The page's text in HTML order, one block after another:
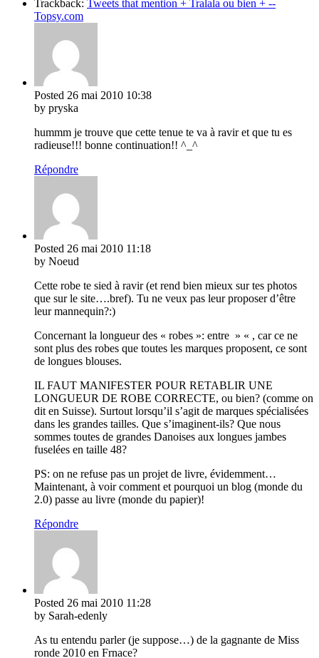
Trackback: Tweets that mention + Tralala ou bien + --
Topsy.com
Posted 26 mai 2010 10:38
by pryska
hummm je trouve que cette tenue te va à ravir et que tu es
radieuse!!! bonne continuation!! ^_^
Répondre
Posted 26 mai 2010 11:18
by Noeud
Cette robe te sied à ravir (et rend bien mieux sur tes photos
que sur le site….bref). Tu ne veux pas leur proposer d’être
leur mannequin?:)
Concernant la longueur des « robes »: entre » « , car ce ne
sont plus des robes que toutes les marques proposent, ce sont
de longues blouses.
IL FAUT MANIFESTER POUR RETABLIR UNE
LONGUEUR DE ROBE CORRECTE, ou bien? (comme on
dit en Suisse). Surtout lorsqu’il s’agit de marques spécialisées
dans les grandes tailles. Que s’imaginent-ils? Que nous
sommes toutes de grandes Danoises aux longues jambes
fuselées en taille 48?
PS: on ne refuse pas un projet de livre, évidemment…
Maintenant, à voir comment et pourquoi un blog (monde du
2.0) passe au livre (monde du papier)!
Répondre
Posted 26 mai 2010 11:28
by Sarah-edenly
As tu entendu parler (je suppose…) de la gagnante de Miss
ronde 2010 en Frnace?